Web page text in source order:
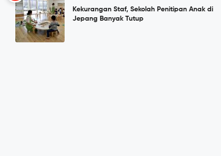
Kekurangan Staf, Sekolah Penitipan Anak di
Jepang Banyak Tutup